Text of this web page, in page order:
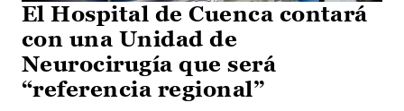
El Hospital de Cuenca contará
con una Unidad de
Neurocirugía que será
“referencia regional”